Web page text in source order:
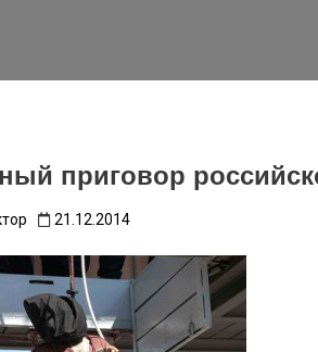
приговор
21.12.2014